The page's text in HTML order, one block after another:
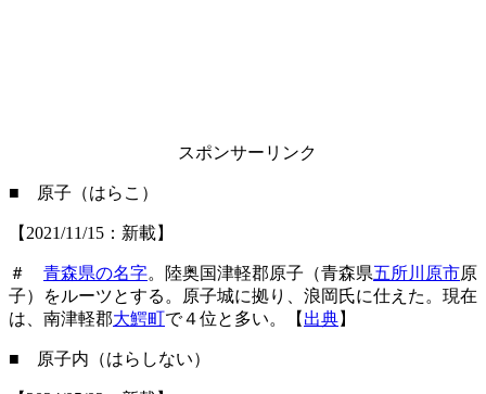
スポンサーリンク
■ 原子（はらこ）
【2021/11/15：新載】
＃ 青森県の名字。陸奥国津軽郡原子（青森県五所川原市原
子）をルーツとする。原子城に拠り、浪岡氏に仕えた。現在
は、南津軽郡大鰐町で４位と多い。【 出典】
■ 原子内（はらしない）